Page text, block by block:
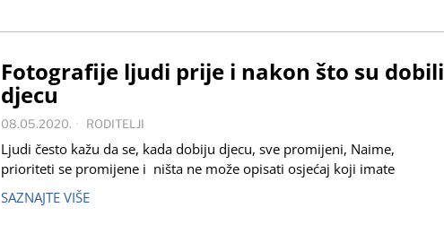
Fotografije ljudi prije i nakon što su dobili
djecu
08.05.2020. RODITELJI
Ljudi često kažu da se, kada dobiju djecu, sve promijeni, Naime,
prioriteti se promijene i ništa ne može opisati osjećaj koji imate
SAZNAJTE VIŠE